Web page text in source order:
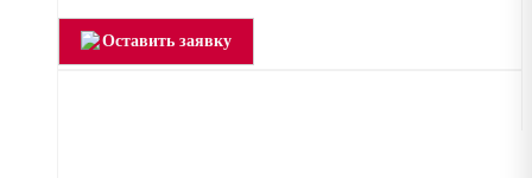
Оставить заявку